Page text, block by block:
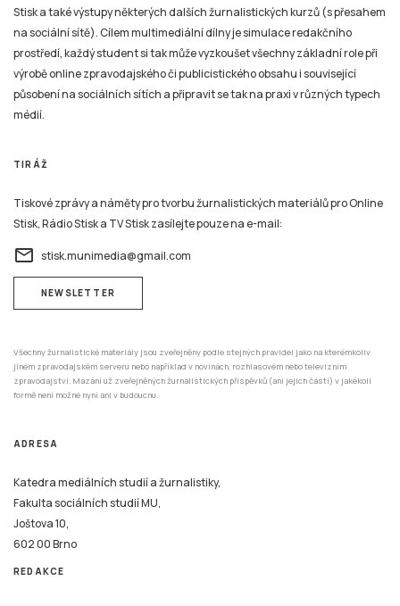
Stisk a také výstupy některých dalších žurnalistických kurzů (s přesahem
na sociální sítě). Cílem multimediální dílny je simulace redakčního
prostředí, každý student si tak může vyzkoušet všechny základní role při
výrobě online zpravodajského či publicistického obsahu i související
působení na sociálních sítích a připravit se tak na praxi v různých typech
médií.
TIRÁŽ
Tiskové zprávy a náměty pro tvorbu žurnalistických materiálů pro Online
Stisk, Rádio Stisk a TV Stisk zasílejte pouze na e-mail:
email stisk.munimedia@gmail.com
NEWSLETTER
Všechny žurnalistické materiály jsou zveřejněny podle stejných pravidel jako na kterémkoliv
jiném zpravodajském serveru nebo například v novinách, rozhlasovém nebo televizním
zpravodajství. Mazání už zveřejněných žurnalistických příspěvků (ani jejich částí) v jakékoli
formě není možné nyní ani v budoucnu.
ADRESA
Katedra mediálních studií a žurnalistiky,
Fakulta sociálních studií MU,
Joštova 10,
602 00 Brno
REDAKCE